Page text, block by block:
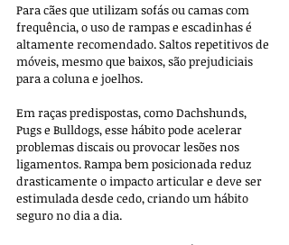
Para cães que utilizam sofás ou camas com
frequência, o uso de rampas e escadinhas é
altamente recomendado. Saltos repetitivos de
móveis, mesmo que baixos, são prejudiciais
para a coluna e joelhos.
Em raças predispostas, como Dachshunds,
Pugs e Bulldogs, esse hábito pode acelerar
problemas discais ou provocar lesões nos
ligamentos. Rampa bem posicionada reduz
drasticamente o impacto articular e deve ser
estimulada desde cedo, criando um hábito
seguro no dia a dia.